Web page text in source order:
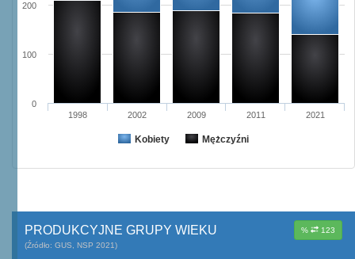
Kobiety Mężczyźni
1998 2002 2009 2011 2021
0
100
200
% 123
PRODUKCYJNE GRUPY WIEKU
(Źródło: GUS, NSP 2021)